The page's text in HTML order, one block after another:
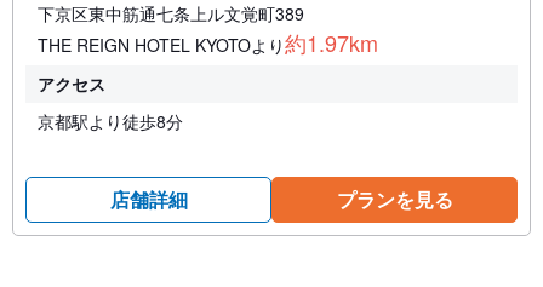
下京区東中筋通七条上ル文覚町389
THE REIGN HOTEL KYOTOより約1.97km
アクセス
京都駅より徒歩8分
店舗詳細 プランを見る